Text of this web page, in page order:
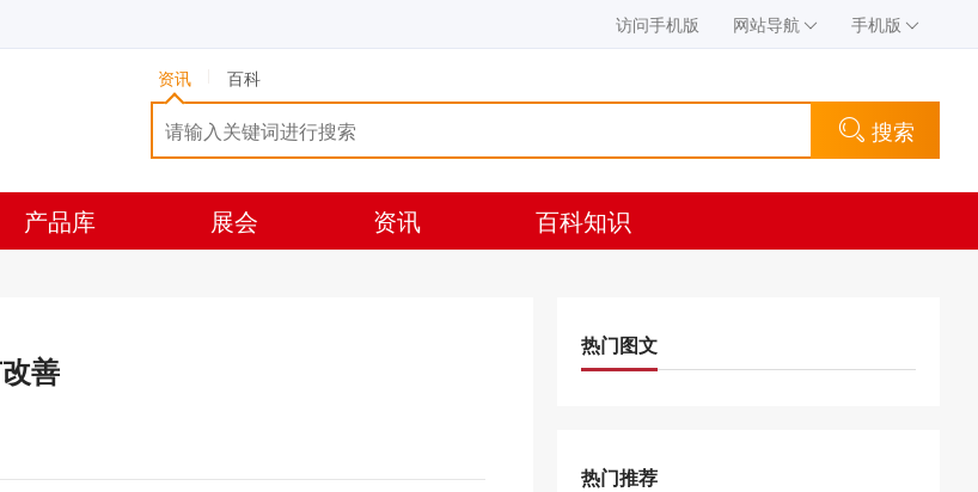
访问手机版 网站导航 手机版
资讯 百科
搜索
产品库 展会 资讯 百科知识
善
热门图文
热门推荐